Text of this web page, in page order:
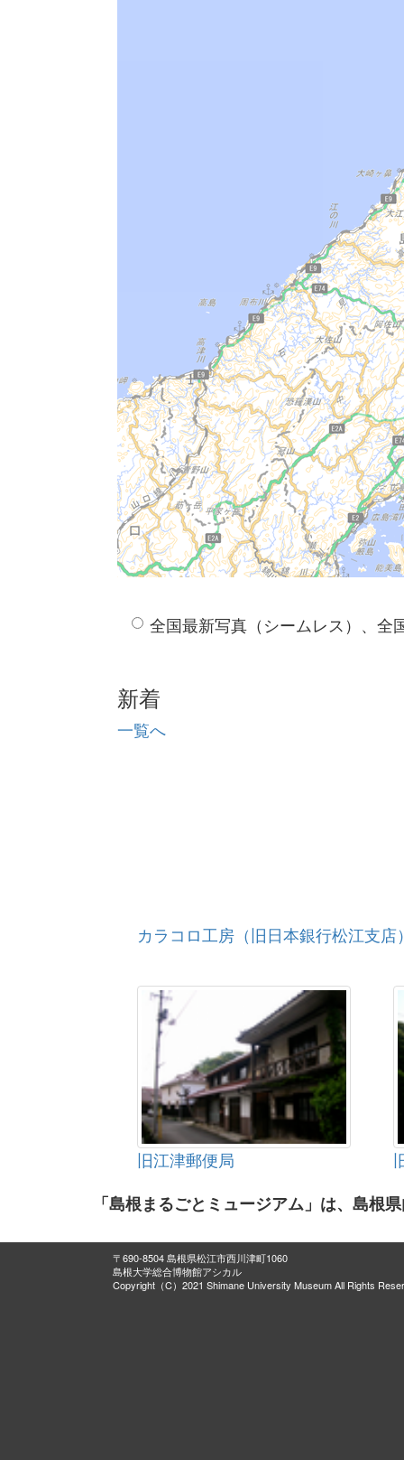
全国最新写真（シームレス）、全
新着
一覧へ
カラコロ工房（旧日本銀行松江支店
旧江津郵便局
「島根まるごとミュージアム」は、島根
〒690-8504 島根県松江市西川津町1060
島根大学総合博物館アシカル
Copyright（C）2021 Shimane University Museum All Rights